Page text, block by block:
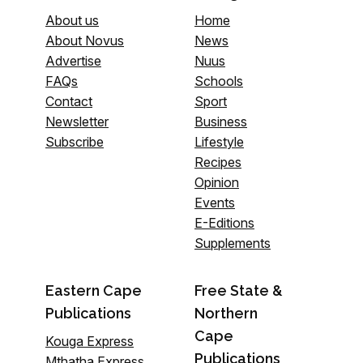
About us
About Novus
Advertise
FAQs
Contact
Newsletter
Subscribe
Home
News
Nuus
Schools
Sport
Business
Lifestyle
Recipes
Opinion
Events
E-Editions
Supplements
Eastern Cape
Publications
Kouga Express
Free State &
Northern
Cape
Publications